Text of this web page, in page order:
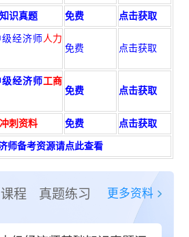
识真题 免费 点击获取
经济师人力
免费 点击获取
经济师工商
免费 点击获取
刺资料 免费 点击获取
师备考资源请点此查看
程 真题练习 更多资料